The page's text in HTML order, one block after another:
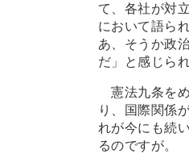
て、各社が対
において語ら
あ、そうか政
だ」と感じられ
憲法九条を
り、国際関係
れが今にも続
るのですが。